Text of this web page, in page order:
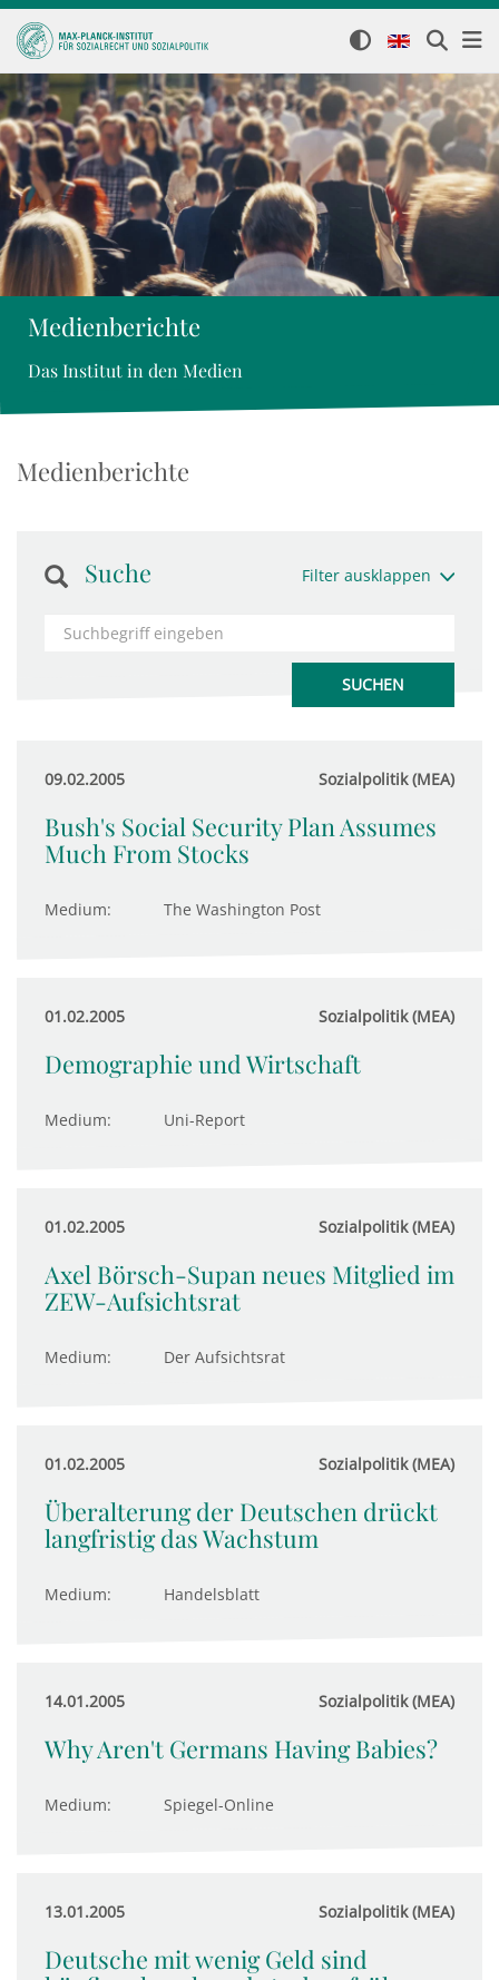
Medienberichte
Das Institut in den Medien
Medienberichte
Suche Filter ausklappen
09.02.2005 Sozialpolitik (MEA)
Bush's Social Security Plan Assumes
Much From Stocks
Medium: The Washington Post
01.02.2005 Sozialpolitik (MEA)
Demographie und Wirtschaft
Medium: Uni-Report
01.02.2005 Sozialpolitik (MEA)
Axel Börsch-Supan neues Mitglied im
ZEW-Aufsichtsrat
Medium: Der Aufsichtsrat
01.02.2005 Sozialpolitik (MEA)
Überalterung der Deutschen drückt
langfristig das Wachstum
Medium: Handelsblatt
14.01.2005 Sozialpolitik (MEA)
Why Aren't Germans Having Babies?
Medium: Spiegel-Online
13.01.2005 Sozialpolitik (MEA)
Deutsche mit wenig Geld sind